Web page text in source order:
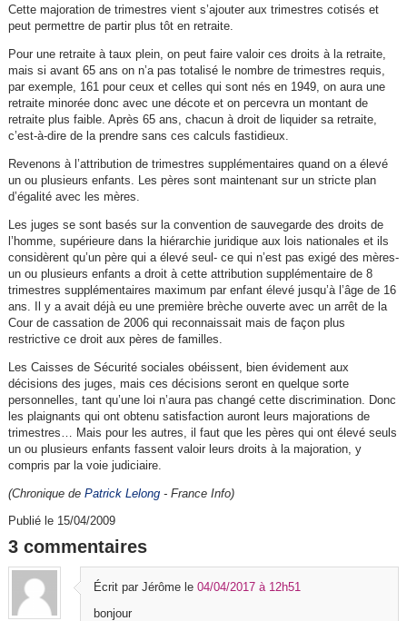
Cette majoration de trimestres vient s’ajouter aux trimestres cotisés et
peut permettre de partir plus tôt en retraite.
Pour une retraite à taux plein, on peut faire valoir ces droits à la retraite,
mais si avant 65 ans on n’a pas totalisé le nombre de trimestres requis,
par exemple, 161 pour ceux et celles qui sont nés en 1949, on aura une
retraite minorée donc avec une décote et on percevra un montant de
retraite plus faible. Après 65 ans, chacun à droit de liquider sa retraite,
c’est-à-dire de la prendre sans ces calculs fastidieux.
Revenons à l’attribution de trimestres supplémentaires quand on a élevé
un ou plusieurs enfants. Les pères sont maintenant sur un stricte plan
d’égalité avec les mères.
Les juges se sont basés sur la convention de sauvegarde des droits de
l’homme, supérieure dans la hiérarchie juridique aux lois nationales et ils
considèrent qu’un père qui a élevé seul- ce qui n’est pas exigé des mères-
un ou plusieurs enfants a droit à cette attribution supplémentaire de 8
trimestres supplémentaires maximum par enfant élevé jusqu’à l’âge de 16
ans. Il y a avait déjà eu une première brèche ouverte avec un arrêt de la
Cour de cassation de 2006 qui reconnaissait mais de façon plus
restrictive ce droit aux pères de familles.
Les Caisses de Sécurité sociales obéissent, bien évidement aux
décisions des juges, mais ces décisions seront en quelque sorte
personnelles, tant qu’une loi n’aura pas changé cette discrimination. Donc
les plaignants qui ont obtenu satisfaction auront leurs majorations de
trimestres… Mais pour les autres, il faut que les pères qui ont élevé seuls
un ou plusieurs enfants fassent valoir leurs droits à la majoration, y
compris par la voie judiciaire.
(Chronique de Patrick Lelong- France Info)
Publié le 15/04/2009
3 commentaires
Écrit par Jérôme le 04/04/2017 à 12h51
bonjour